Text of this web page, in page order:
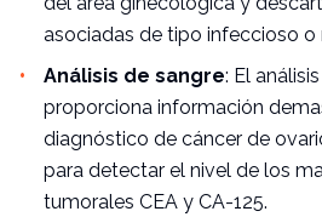
asociadas de tipo infeccioso o
Análisis de sangre: El
proporciona información
diagnóstico de cáncer de
para detectar el nivel de los
tumorales CEA y CA-125.